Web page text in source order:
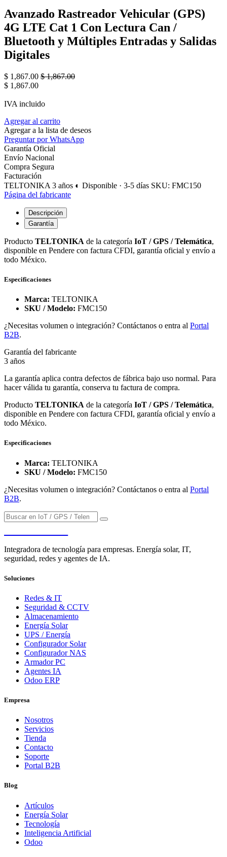
Avanzado Rastreador Vehicular (GPS)
4G LTE Cat 1 Con Lectura Can /
Bluetooth y Múltiples Entradas y Salidas
Digitales
$ 1,867.00 $1,867.00
$ 1,867.00
IVA incluido
Agregar al carrito
Agregar a la lista de deseos
Preguntar por WhatsApp
Garantía Oficial
Envío Nacional
Compra Segura
Facturación
TELTONIKA 3 años ◐ Disponible · 3-5 días SKU: FMC150
Página del fabricante
Descripción
Garantía
Producto TELTONIKA de la categoría IoT / GPS / Telemática,
disponible en Pendere con factura CFDI, garantía oficial y envío a
todo México.
Especificaciones
Marca: TELTONIKA
SKU / Modelo: FMC150
¿Necesitas volumen o integración? Contáctanos o entra al Portal
B2B.
Garantía del fabricante
3 años
La garantía aplica contra defectos de fábrica bajo uso normal. Para
hacer válida tu garantía, conserva tu factura de compra.
Producto TELTONIKA de la categoría IoT / GPS / Telemática,
disponible en Pendere con factura CFDI, garantía oficial y envío a
todo México.
Especificaciones
Marca: TELTONIKA
SKU / Modelo: FMC150
¿Necesitas volumen o integración? Contáctanos o entra al Portal
B2B.
Integradora de tecnología para empresas. Energía solar, IT,
seguridad, redes y agentes de IA.
Soluciones
Redes & IT
Seguridad & CCTV
Almacenamiento
Energía Solar
UPS / Energía
Configurador Solar
Configurador NAS
Armador PC
Agentes IA
Odoo ERP
Empresa
Nosotros
Servicios
Tienda
Contacto
Soporte
Portal B2B
Blog
Artículos
Energía Solar
Tecnología
Inteligencia Artificial
Odoo